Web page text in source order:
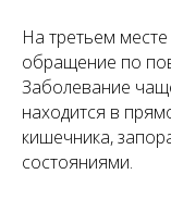
На третьем
обращение по
Заболевание
находится в
кишечника,
состояниями.